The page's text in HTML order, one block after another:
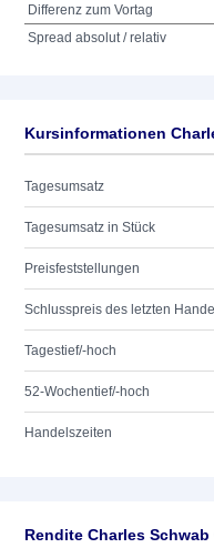
Differenz zum Vortag
Spread absolut / relativ
Kursinformationen
Tagesumsatz
Tagesumsatz in Stück
Preisfeststellungen
Schlusspreis des letzten
Tagestief/-hoch
52-Wochentief/-hoch
Handelszeiten
Rendite Charles Schwab